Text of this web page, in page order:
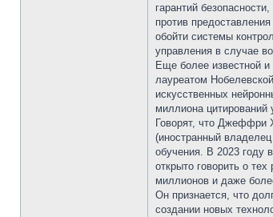
гарантий
против
обойти системы
управления в случае
Еще более известной
лауреатом
искусственных
миллиона цитирований
Говорят, что Джеффри
(иностранный
обучения. В 2023 году
открыто говорить о
миллионов и даже
Он признается, что
создании новых